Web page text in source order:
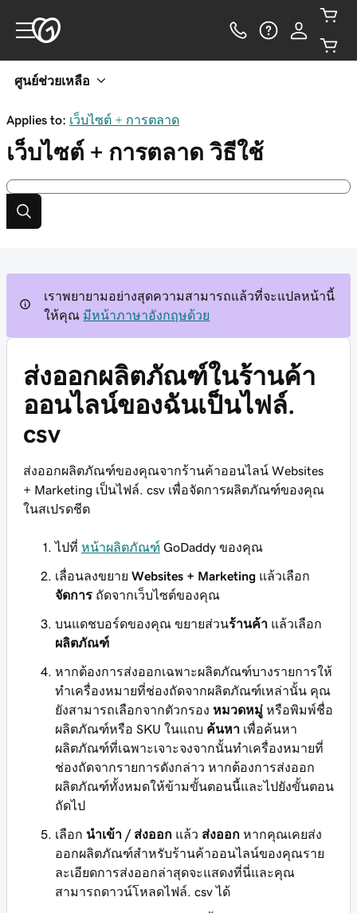
ศูนย์ช่วยเหลือ
Applies to: เว็บไซต์ + การตลาด
เว็บไซต์ + การตลาด วิธีใช้
เราพยายามอย่างสุดความสามารถแล้วที่จะแปลหน้านี้
ให้คุณ มีหน้าภาษาอังกฤษด้วย
ส่งออกผลิตภัณฑ์ในร้านค้า
ออนไลน์ของฉันเป็นไฟล์.
csv
ส่งออกผลิตภัณฑ์ของคุณจากร้านค้าออนไลน์ Websites
+ Marketing เป็นไฟล์. csv เพื่อจัดการผลิตภัณฑ์ของคุณ
ในสเปรดชีต
ไปที่ หน้าผลิตภัณฑ์ GoDaddy ของคุณ
เลื่อนลงขยาย Websites + Marketing แล้วเลือก
จัดการ ถัดจากเว็บไซต์ของคุณ
บนแดชบอร์ดของคุณ ขยายส่วนร้านค้า แล้วเลือก
ผลิตภัณฑ์
หากต้องการส่งออกเฉพาะผลิตภัณฑ์บางรายการให้
ทำเครื่องหมายที่ช่องถัดจากผลิตภัณฑ์เหล่านั้น คุณ
ยังสามารถเลือกจากตัวกรอง หมวดหมู่ หรือพิมพ์ชื่อ
ผลิตภัณฑ์หรือ SKU ในแถบ ค้นหา เพื่อค้นหา
ผลิตภัณฑ์ที่เฉพาะเจาะจงจากนั้นทำเครื่องหมายที่
ช่องถัดจากรายการดังกล่าว หากต้องการส่งออก
ผลิตภัณฑ์ทั้งหมดให้ข้ามขั้นตอนนี้และไปยังขั้นตอน
ถัดไป
เลือก นำเข้า / ส่งออก แล้ว ส่งออก หากคุณเคยส่ง
ออกผลิตภัณฑ์สำหรับร้านค้าออนไลน์ของคุณราย
ละเอียดการส่งออกล่าสุดจะแสดงที่นี่และคุณ
สามารถดาวน์โหลดไฟล์. csv ได้